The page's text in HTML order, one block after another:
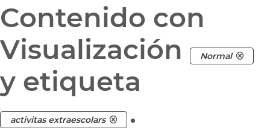
Contenido con
Visualización
Normal
y etiqueta
activitas extraescolars .